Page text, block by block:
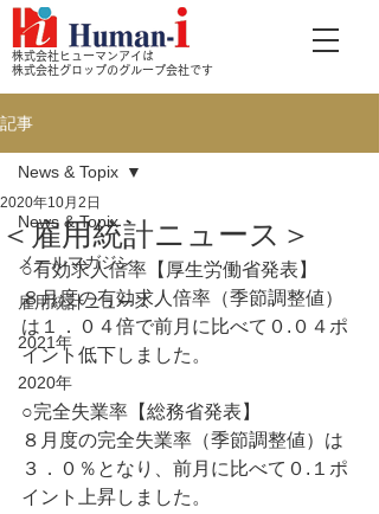
株式会社ヒューマンアイは
株式会社グロップのグループ会社です
記事
News & Topix
メールマガジン
雇用統計ニュース
2021年
2020年
News & Topix
＜雇用統計ニュース＞
2020年10月2日
○有効求人倍率【厚生労働省発表】
８月度の有効求人倍率（季節調整値）
は１．０４倍で前月に比べて０.０４ポ
イント低下しました。
○完全失業率【総務省発表】
８月度の完全失業率（季節調整値）は
３．０％となり、前月に比べて０.１ポ
イント上昇しました。